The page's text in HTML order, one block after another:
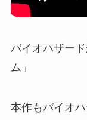
バイオハザー
ム」
本作もバイオ